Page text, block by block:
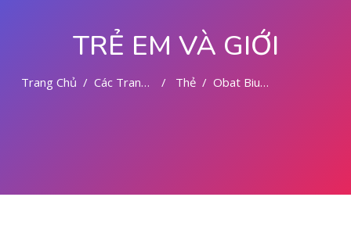
TRẺ EM VÀ GIỚI
Trang Chủ Các Trang Của Hệ Thống Thẻ Obat Bius Di Yogyakarta 081391262346